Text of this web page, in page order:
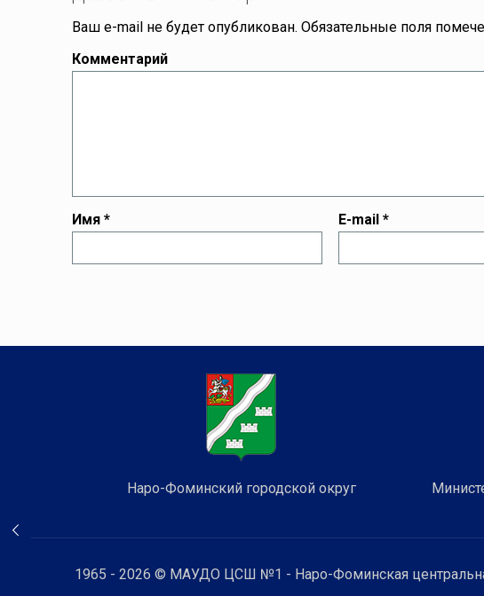
Ваш e-mail не будет опубликован. Обязательные поля
Комментарий
Имя* E-mail*
Наро-Фоминский городской округ
1965 - 2026 © МАУДО ЦСШ №1 - Наро-Фоминская